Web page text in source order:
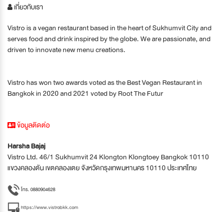
เกี่ยวกับเรา
Vistro is a vegan restaurant based in the heart of Sukhumvit City and
serves food and drink inspired by the globe. We are passionate, and
driven to innovate new menu creations.
Vistro has won two awards voted as the Best Vegan Restaurant in
Bangkok in 2020 and 2021 voted by Root The Futur
ข้อมูลติดต่อ
Harsha Bajaj
Vistro Ltd. 46/1 Sukhumvit 24 Klongton Klongtoey Bangkok 10110
แขวงคลองตัน เขตคลองเตย จังหวัดกรุงเทพมหานคร 10110 ประเทศไทย
โทร. 0880904628
https://www.vistrobkk.com